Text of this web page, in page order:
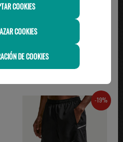
Bañador Corto Adidas 3-Stripes
Negro JG1031 – E...
-19%
COOKIES
COOKIES
DE COOKIES